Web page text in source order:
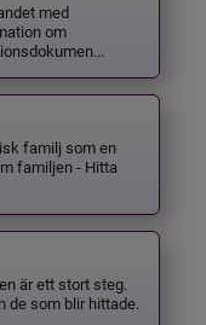
med
om
familj som en
familjen - Hitta
är ett stort steg.
de som blir hittade.